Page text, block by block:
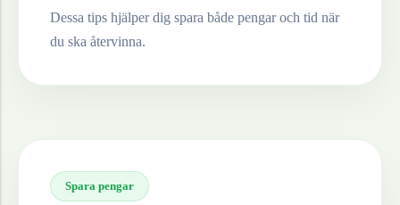
Dessa tips hjälper dig spara både pengar och tid när
du ska återvinna.
Spara pengar